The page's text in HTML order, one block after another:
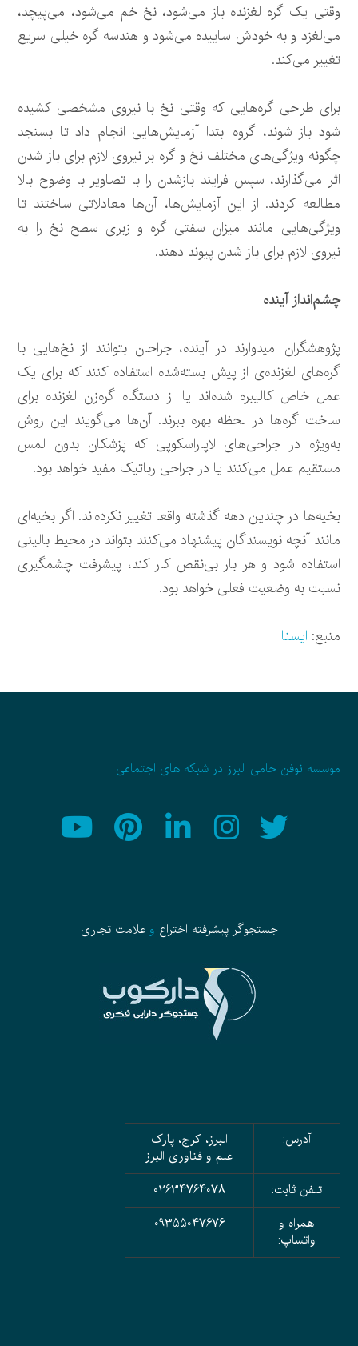
وقتی یک گره لغزنده باز می‌شود، نخ خم می‌شود، می‌پیچد،
می‌لغزد و به خودش ساییده می‌شود و هندسه گره خیلی سریع
تغییر می‌کند.
برای طراحی گره‌هایی که وقتی نخ با نیروی مشخصی کشیده
شود باز شوند، گروه ابتدا آزمایش‌هایی انجام داد تا بسنجد
چگونه ویژگی‌های مختلف نخ و گره بر نیروی لازم برای باز شدن
اثر می‌گذارند، سپس فرایند بازشدن را با تصاویر با وضوح بالا
مطالعه کردند. از این آزمایش‌ها، آن‌ها معادلاتی ساختند تا
ویژگی‌هایی مانند میزان سفتی گره و زبری سطح نخ را به
نیروی لازم برای باز شدن پیوند دهند.
چشم‌انداز آینده
پژوهشگران امیدوارند در آینده، جراحان بتوانند از نخ‌هایی با
گره‌های لغزنده‌ی از پیش بسته‌شده استفاده کنند که برای یک
عمل خاص کالیبره شده‌اند یا از دستگاه گره‌زن لغزنده برای
ساخت گره‌ها در لحظه بهره ببرند. آن‌ها می‌گویند این روش
به‌ویژه در جراحی‌های لاپاراسکوپی که پزشکان بدون لمس
مستقیم عمل می‌کنند یا در جراحی رباتیک مفید خواهد بود.
بخیه‌ها در چندین دهه گذشته واقعا تغییر نکرده‌اند. اگر بخیه‌ای
مانند آنچه نویسندگان پیشنهاد می‌کنند بتواند در محیط بالینی
استفاده شود و هر بار بی‌نقص کار کند، پیشرفت چشمگیری
نسبت به وضعیت فعلی خواهد بود.
منبع: ایسنا
موسسه نوفن حامی البرز در شبکه های اجتماعی
جستجوگر پیشرفته اختراع وعلامت تجاری
آدرس:
البرز، کرج، پارک
علم و فناوری البرز
تلفن ثابت:
02634764078
همراه و
واتساپ:
09355047676